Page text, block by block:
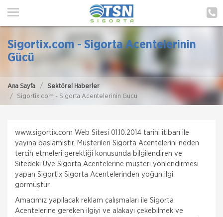
ANA SAYFA
HİZMETLERİMİZ
POLIÇE HATIRLAT
İLETIŞIM
TEKLİF AL
Sigortix.com - Sigorta Acentelerinin
Gücü
Ana Sayfa
Sektörel Haberler
Sigortix.com - Sigorta Acentelerinin Gücü
www.sigortix.com Web Sitesi 01.10.2014 tarihi itibarı ile
yayına başlamıştır. Müşterileri Sigorta Acentelerini neden
tercih etmeleri gerektiği konusunda bilgilendiren ve
Sitedeki Üye Sigorta Acentelerine müşteri yönlendirmesi
yapan Sigortix Sigorta Acentelerinden yoğun ilgi
görmüştür.
Amacımız yapılacak reklam çalışmaları ile Sigorta
Acentelerine gereken ilgiyi ve alakayı çekebilmek ve